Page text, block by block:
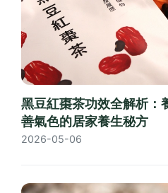
黑豆紅棗茶功效全解析：
善氣色的居家養生秘方
2026-05-06